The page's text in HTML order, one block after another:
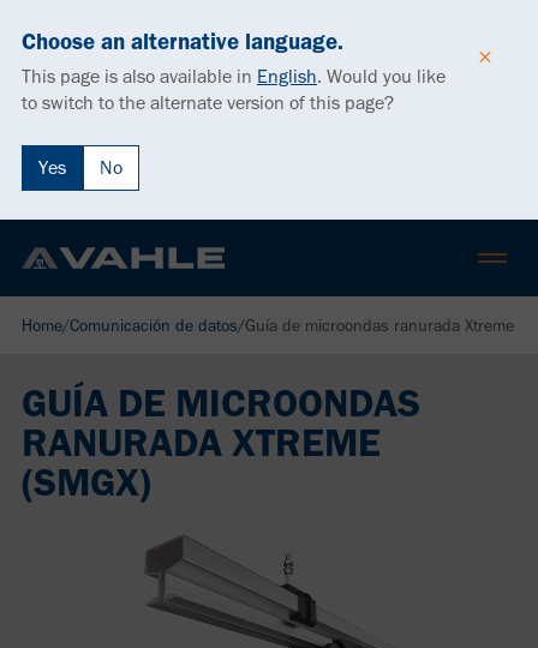
Choose an alternative language.
This page is also available in English. Would you like
to switch to the alternate version of this page?
Yes No
Home/Comunicación de datos/Guía de microondas ranurada Xtreme
GUÍA DE MICROONDAS
RANURADA XTREME
(SMGX)